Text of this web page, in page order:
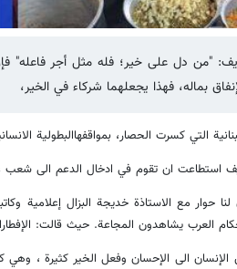
"من دل على خير؛ فله مثل أجر فاعله"
بماله، فهذا يجعلهما شركاء في الخير،
التي كسرت الحصار، بمواقفهاالبطولية
استطاعت ان تقوم في ادخال الدعم الى شعب
لنا حوار مع الاستاذة خديجة البزال
العرب‏ يشاهدون المجاعة. حيث قالت:
الإنسان الى الإحسان وفعل الخير كثيرة ، وهي